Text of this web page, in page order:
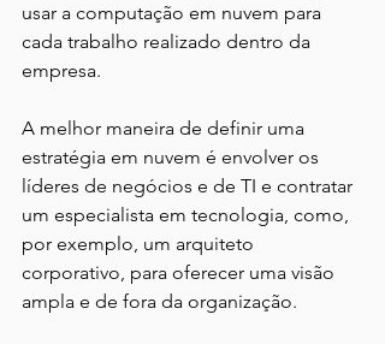
usar a computação em nuvem para
cada trabalho realizado dentro da
empresa.
A melhor maneira de definir uma
estratégia em nuvem é envolver os
líderes de negócios e de TI e contratar
um especialista em tecnologia, como,
por exemplo, um arquiteto
corporativo, para oferecer uma visão
ampla e de fora da organização.